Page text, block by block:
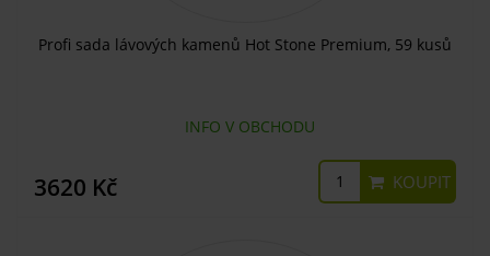
Profi sada lávových kamenů Hot Stone Premium, 59 kusů
INFO V OBCHODU
3620 Kč KOUPIT